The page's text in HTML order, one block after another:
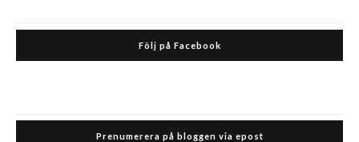
Följ på Facebook
Prenumerera på bloggen via epost